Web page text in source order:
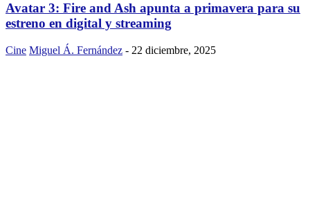
Avatar 3: Fire and Ash apunta a primavera para su
estreno en digital y streaming
Cine Miguel Á. Fernández - 22 diciembre, 2025